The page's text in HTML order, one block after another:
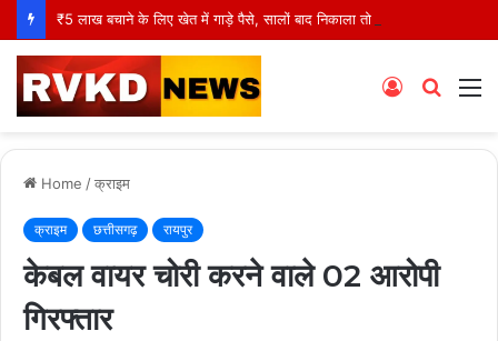
₹5 लाख बचाने के लिए खेत में गाड़े पैसे, सालों बाद निकाला तो उड़ गए होश!
Search
Log
Home /क्राइम
क्राइम छत्तीसगढ़ रायपुर
केबल वायर चोरी करने वाले 02 आरोपी
गिरफ्तार